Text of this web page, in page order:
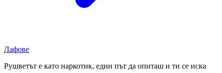
Лафове
Рушветът е като наркотик, един път да опиташ и ти се иска